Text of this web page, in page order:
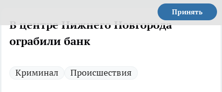
Принять
В центре Нижнего Новгорода
ограбили банк
Криминал Происшествия